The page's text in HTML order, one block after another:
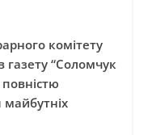
комітету
“Соломчук
майбутніх